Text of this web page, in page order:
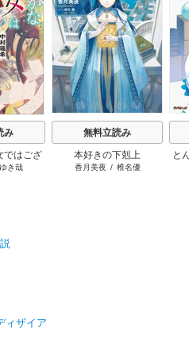
み
ではござ
ゆき哉
無料立読み
本好きの下剋上
香月美夜 / 椎名優
と
ィザイア